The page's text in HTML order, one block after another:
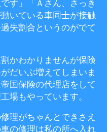
す」「Ａさん、さっき
いている車同士が接触
失割合というのがでて
かわかりませんが保険
だいぶ増えてしまいま
国保険の代理店をして
場もやっています。
理がちゃんとできさえ
の修理は私の所へ入れ